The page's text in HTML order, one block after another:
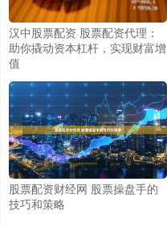
汉中股票配资 股票配资代理：
助你撬动资本杠杆，实现财富增
值
股票配资财经网 股票操盘手的
技巧和策略